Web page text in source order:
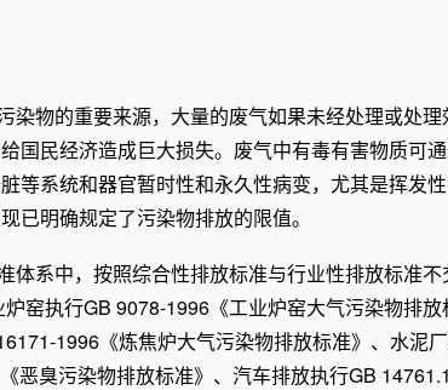
染物的重要来源，大量的废气如果未经处理或处
国民经济造成巨大损失。废气中有毒有害物质可
等系统和器官暂时性和永久性病变，尤其是挥发
已明确规定了污染物排放的限值。
体系中，按照综合性排放标准与行业性排放标准
窑执行GB 9078-1996《工业炉窑大气污染物排
1996《炼焦炉大气污染物排放标准》、水泥
恶臭污染物排放标准》、汽车排放执行GB